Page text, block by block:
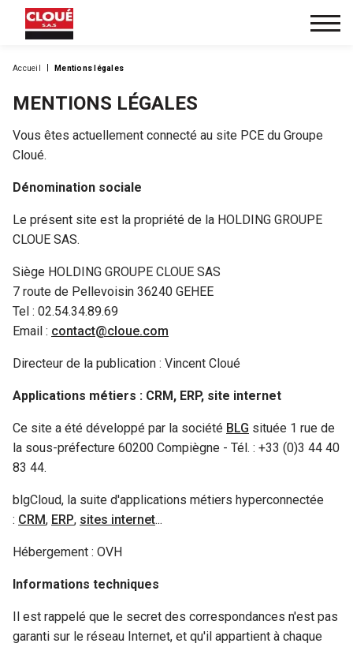
Accueil Mentions légales
MENTIONS LÉGALES
Vous êtes actuellement connecté au site PCE du Groupe
Cloué.
Dénomination sociale
Le présent site est la propriété de la HOLDING GROUPE
CLOUE SAS.
Siège HOLDING GROUPE CLOUE SAS
7 route de Pellevoisin 36240 GEHEE
Tel : 02.54.34.89.69
Email : contact@cloue.com
Directeur de la publication : Vincent Cloué
Applications métiers : CRM, ERP, site internet
Ce site a été développé par la société BLG située 1 rue de
la sous-préfecture 60200 Compiègne - Tél. : +33 (0)3 44 40
83 44.
blgCloud, la suite d'applications métiers hyperconnectée
: CRM, ERP, sites internet...
Hébergement : OVH
Informations techniques
Il est rappelé que le secret des correspondances n'est pas
garanti sur le réseau Internet, et qu'il appartient à chaque